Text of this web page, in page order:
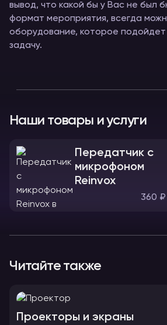
вывод, что какой бы у Вас не был
формат мероприятия, всегда
оборудование, которое
задачу.
Наши товары и услуги
Передатчик с
микрофоном
Reinvox
360 ₽
Читайте также
Проекторы и экраны